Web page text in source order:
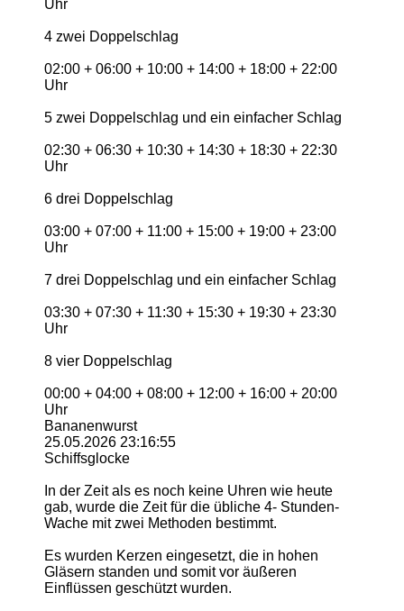
Uhr
4 zwei Doppelschlag
02:00 + 06:00 + 10:00 + 14:00 + 18:00 + 22:00
Uhr
5 zwei Doppelschlag und ein einfacher Schlag
02:30 + 06:30 + 10:30 + 14:30 + 18:30 + 22:30
Uhr
6 drei Doppelschlag
03:00 + 07:00 + 11:00 + 15:00 + 19:00 + 23:00
Uhr
7 drei Doppelschlag und ein einfacher Schlag
03:30 + 07:30 + 11:30 + 15:30 + 19:30 + 23:30
Uhr
8 vier Doppelschlag
00:00 + 04:00 + 08:00 + 12:00 + 16:00 + 20:00
Uhr
Bananenwurst
25.05.2026 23:16:55
Schiffsglocke
In der Zeit als es noch keine Uhren wie heute
gab, wurde die Zeit für die übliche 4- Stunden-
Wache mit zwei Methoden bestimmt.
Es wurden Kerzen eingesetzt, die in hohen
Gläsern standen und somit vor äußeren
Einflüssen geschützt wurden.